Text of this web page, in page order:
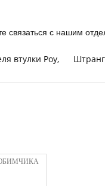
связаться с нашим
втулки Poy,